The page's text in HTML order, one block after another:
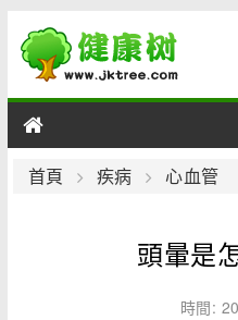
男性
首頁 疾病 心血管
頭暈是
時間: